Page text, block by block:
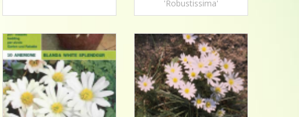
'Robustissima'